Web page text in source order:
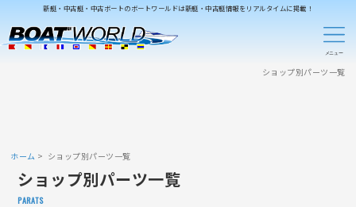
新艇・中古艇・中古ボートのボートワールドは新艇・中古艇情報をリアルタイムに掲載！
ショップ別パーツ一覧
ホーム ショップ別パーツ一覧
ショップ別パーツ一覧
PARATS